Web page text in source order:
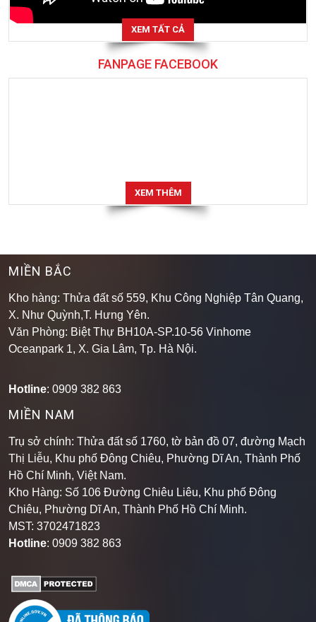
XEM TẤT CẢ
FANPAGE FACEBOOK
XEM THÊM
MIỀN BẮC
Kho hàng: Thửa đất số 559, Khu Công Nghiệp Tân Quang,
X. Như Quỳnh,T. Hưng Yên.
Văn Phòng: Biệt Thự BH10A-SP.10-56 Vinhome
Oceanpark 1, X. Gia Lâm, Tp. Hà Nội.
Hotline: 0909 382 863
MIỀN NAM
Trụ sở chính: Thửa đất số 1760, tờ bản đồ 07, đường Mạch
Thị Liễu, Khu phố Đông Chiêu, Phường Dĩ An, Thành Phố
Hồ Chí Minh, Việt Nam.
Kho Hàng: Số 106 Đường Chiêu Liêu, Khu phố Đông
Chiêu, Phường Dĩ An, Thành Phố Hồ Chí Minh.
MST: 3702471823
Hotline: 0909 382 863